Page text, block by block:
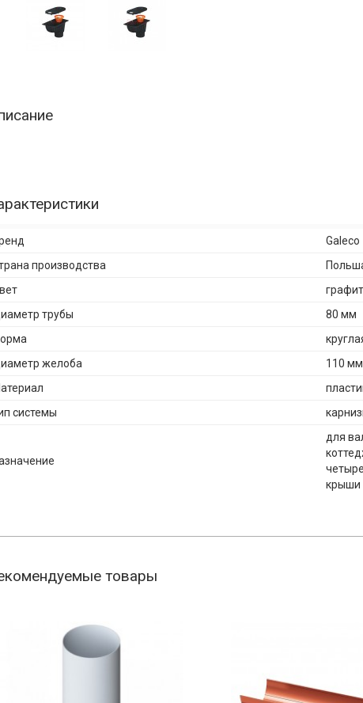
Galeco
производства
графит
трубы
80 мм
желоба
110 мм
системы
для
крыши
товары